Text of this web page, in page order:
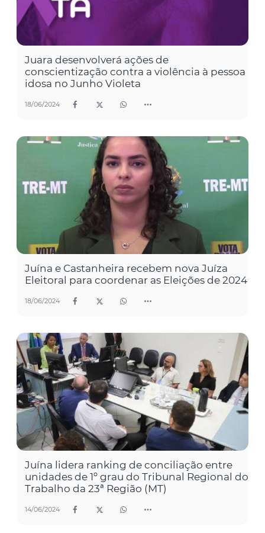
Juara desenvolverá ações de
conscientização contra a violência à pessoa
idosa no Junho Violeta
18/06/2024
Juína e Castanheira recebem nova Juíza
Eleitoral para coordenar as Eleições de 2024
18/06/2024
Juína lidera ranking de conciliação entre
unidades de 1º grau do Tribunal Regional do
Trabalho da 23ª Região (MT)
14/06/2024